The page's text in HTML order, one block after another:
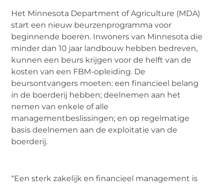
Het Minnesota Department of Agriculture (MDA)
start een nieuw beurzenprogramma voor
beginnende boeren. Inwoners van Minnesota die
minder dan 10 jaar landbouw hebben bedreven,
kunnen een beurs krijgen voor de helft van de
kosten van een FBM-opleiding. De
beursontvangers moeten: een financieel belang
in de boerderij hebben; deelnemen aan het
nemen van enkele of alle
managementbeslissingen; en op regelmatige
basis deelnemen aan de exploitatie van de
boerderij.
“Een sterk zakelijk en financieel management is